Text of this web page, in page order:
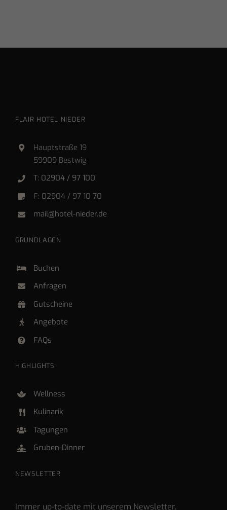
FLAIR HOTEL NIEDER
Hauptstraße 19
59909 Bestwig
T: 02904 / 97 100
F: 02904 / 97 10 70
mail@hotel-nieder.de
GRUNDLAGEN
Buchen
Anfragen
Gutscheine
Angebote
FAQs
HIGHLIGHTS
Wellness
Kulinarik
Tagungen
Gruben-Dinner
NEWSLETTER
Immer up-to-date mit unserem Newsletter.